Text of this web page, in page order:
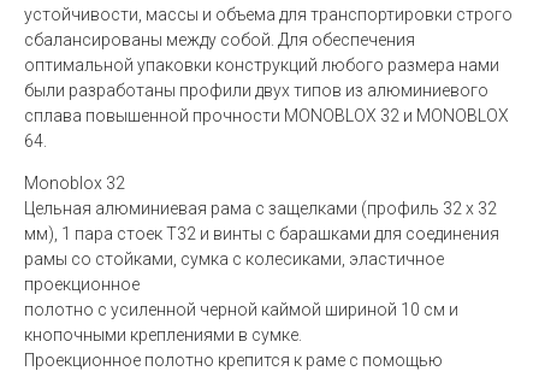
устойчивости, массы и объема для транспортировки строго
сбалансированы между собой. Для обеспечения
оптимальной упаковки конструкций любого размера нами
были разработаны профили двух типов из алюминиевого
сплава повышенной прочности MONOBLOX 32 и MONOBLOX
64.
Monoblox 32
Цельная алюминиевая рама с защелками (профиль 32 x 32
мм), 1 пара стоек T32 и винты с барашками для соединения
рамы со стойками, сумка с колесиками, эластичное
проекционное
полотно с усиленной черной каймой шириной 10 см и
кнопочными креплениями в сумке.
Проекционное полотно крепится к раме с помощью